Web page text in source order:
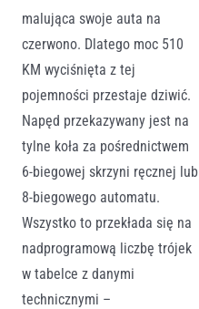
malująca swoje auta na
czerwono. Dlatego moc 510
KM wyciśnięta z tej
pojemności przestaje dziwić.
Napęd przekazywany jest na
tylne koła za pośrednictwem
6-biegowej skrzyni ręcznej lub
8-biegowego automatu.
Wszystko to przekłada się na
nadprogramową liczbę trójek
w tabelce z danymi
technicznymi –